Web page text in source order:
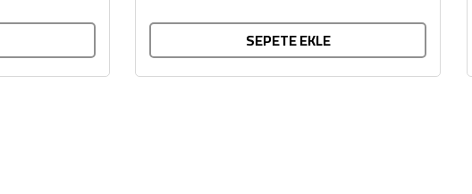
SEPETE EKLE
BU HAFTANIN PLANLI İNDİRİMİ
2320,00 TL
Sızma Zeytinyağı (2025